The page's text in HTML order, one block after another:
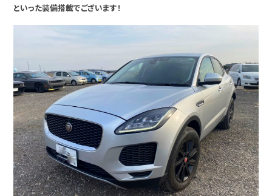
といった装備搭載でございます！